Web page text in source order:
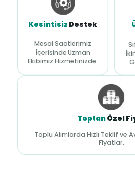
Kesintisiz Destek
Mesai Saatlerimiz
İçerisinde Uzman
Ekibimiz Hizmetinizde.
ToptanÖzel
Toplu Alımlarda Hızlı Teklif ve
Fiyatlar.